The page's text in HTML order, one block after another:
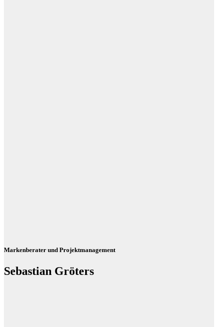
Markenberater und Projektmanagement
Sebastian Gröters